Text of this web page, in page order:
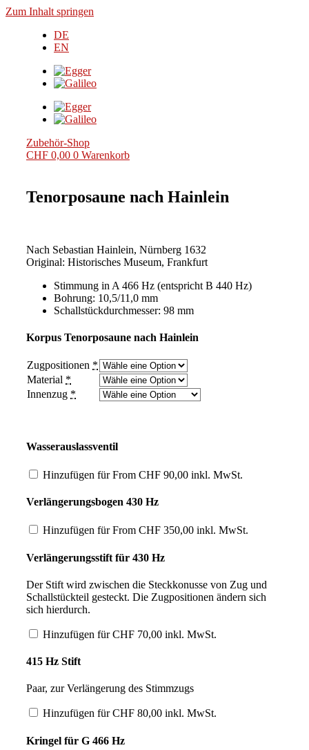
Zum Inhalt springen
DE
EN
Zubehör-Shop
CHF 0,00 0 Warenkorb
Tenorposaune nach Hainlein
Nach Sebastian Hainlein, Nürnberg 1632
Original: Historisches Museum, Frankfurt
Stimmung in A 466 Hz (entspricht B 440 Hz)
Bohrung: 10,5/11,0 mm
Schallstückdurchmesser: 98 mm
Korpus Tenorposaune nach Hainlein
Zugpositionen *
Material *
Innenzug *
Wasserauslassventil
Hinzufügen fürFrom CHF 90,00 inkl. MwSt.
Verlängerungsbogen 430 Hz
Hinzufügen fürFrom CHF 350,00 inkl. MwSt.
Verlängerungsstift für 430 Hz
Der Stift wird zwischen die Steckkonusse von Zug und
Schallstückteil gesteckt. Die Zugpositionen ändern sich
sich hierdurch.
Hinzufügen fürCHF 70,00 inkl. MwSt.
415 Hz Stift
Paar, zur Verlängerung des Stimmzugs
Hinzufügen fürCHF 80,00 inkl. MwSt.
Kringel für G 466 Hz